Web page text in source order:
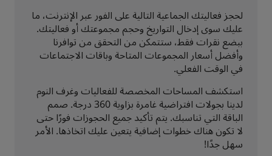
لحجز فعاليتك الجماعية التالية على الفور عبر الإنترنت، ما
عليك سوى إدخال التواريخ وحجم مجموعتك أو فعاليتك.
ببضع نقرات فقط، ستتمكن من التحقق من توافرنا
وأفضل أسعار المجموعات المتاحة وباقات الاجتماعات
في الوقت الفعلي.
استكشف المساحات المخصصة للفعاليات وغرف النوم
لدينا بجولات افتراضية غامرة بزاوية 360 درجة. صمم
الباقة التي تناسبك. يتم تأكيد جميع الحجوزات فورًا حتى
لا تكون هناك خطوات إضافية يتعين عليك اتخاذها. الأمر
سهل جدًا!